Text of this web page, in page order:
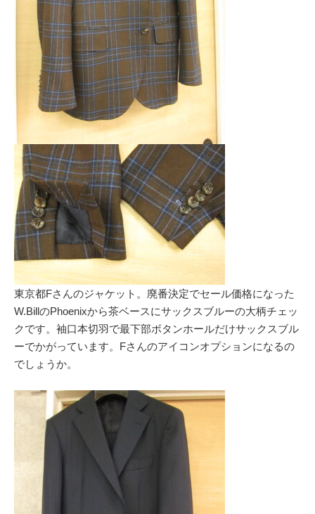
東京都Fさんのジャケット。廃番決定でセール価格になった
W.BillのPhoenixから茶ベースにサックスブルーの大柄チェッ
クです。袖口本切羽で最下部ボタンホールだけサックスブル
ーでかがっています。Fさんのアイコンオプションになるの
でしょうか。